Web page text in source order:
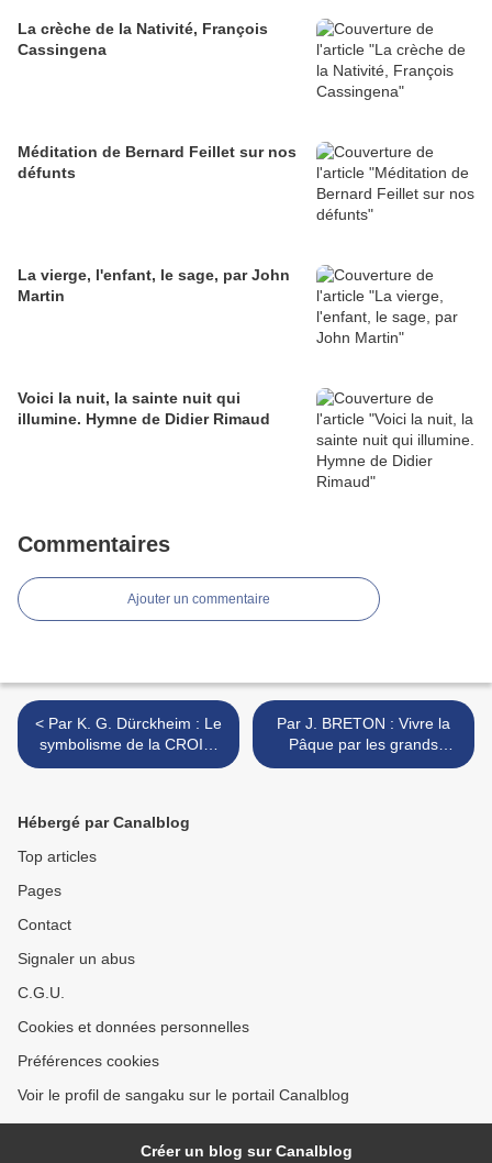
La crèche de la Nativité, François
Cassingena
Méditation de Bernard Feillet sur nos
défunts
La vierge, l'enfant, le sage, par John
Martin
Voici la nuit, la sainte nuit qui
illumine. Hymne de Didier Rimaud
Commentaires
Ajouter un commentaire
< Par K. G. Dürckheim : Le
symbolisme de la CROIX,
Le coeur comme centre -
intérieur"
Par J. BRETON : Vivre la
Pâque par les grands
symboles. 2e symbole : Le
Hébergé par Canalblog
Top articles
Pages
Contact
Signaler un abus
C.G.U.
Cookies et données personnelles
Préférences cookies
Voir le profil de sangaku sur le portail Canalblog
Créer un blog sur Canalblog